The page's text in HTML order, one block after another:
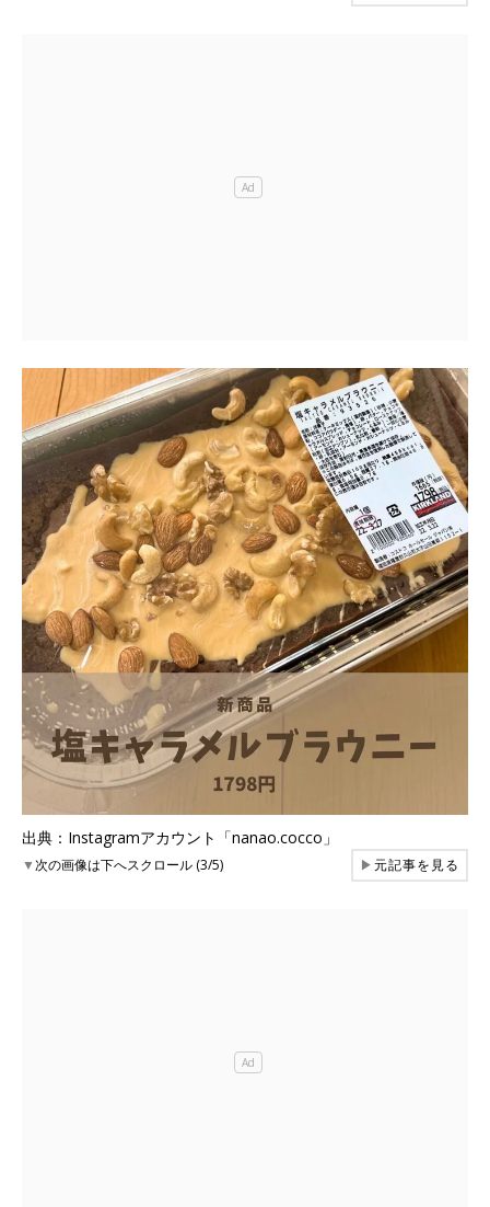
出典：Instagramアカウント「nanao.cocco」
▼次の画像は下へスクロール (3/5) ▶元記事を見る